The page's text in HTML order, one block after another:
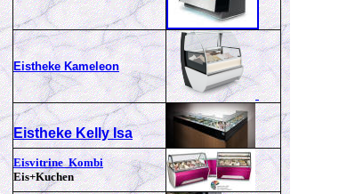
Eistheke Kameleon
EisthekeKelly Isa
Eisvitrine Kombi
Eis+Kuchen